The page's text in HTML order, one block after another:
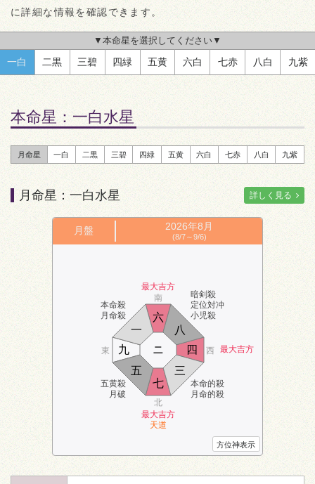
に詳細な情報を確認できます。
▼本命星を選択してください▼
一白 二黒 三碧 四緑 五黄 六白 七赤 八白 九紫
本命星： 一白水星
月命星 一白 二黒 三碧 四緑 五黄 六白 七赤 八白 九紫
月命星：一白水星 詳しく見る
月盤 2026年8月
(8/7～9/6)
本命殺
月命殺
最大吉方
暗剣殺
定位対冲
小児殺
最大吉方
五黄殺
月破
最大吉方
天道
本命的殺
月命的殺
南
北
東 西
七
八
九
一
ニ
三
四
五
六
方位神表示